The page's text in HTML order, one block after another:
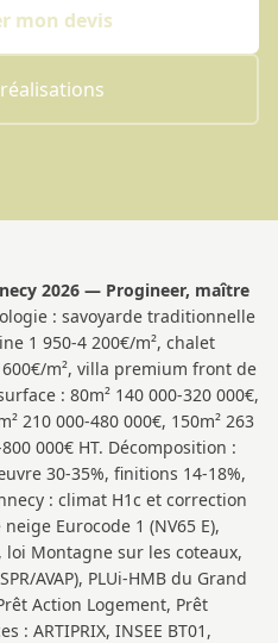
mon devis
2026 — Progineer, maître
: savoyarde traditionnelle
1 950-4 200€/m², chalet
m², villa premium front de
: 80m² 140 000-320 000€,
210 000-480 000€, 150m² 263
000€ HT. Décomposition :
30-35%, finitions 14-18%,
: climat H1c et correction
Eurocode 1 (NV65 E),
loi Montagne sur les coteaux,
AVAP), PLUi-HMB du Grand
Action Logement, Prêt
: ARTIPRIX, INSEE BT01,